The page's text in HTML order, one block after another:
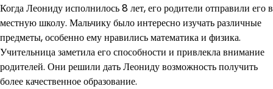
Когда Леониду исполнилось 8 лет, его родители отправили его в
местную школу. Мальчику было интересно изучать различные
предметы, особенно ему нравились математика и физика.
Учительница заметила его способности и привлекла внимание
родителей. Они решили дать Леониду возможность получить
более качественное образование.